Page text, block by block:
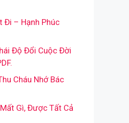
Đi – Hạnh Phúc
Độ Đổi Cuộc Đời
Cháu Nhớ Bác
Gì, Được Tất Cả